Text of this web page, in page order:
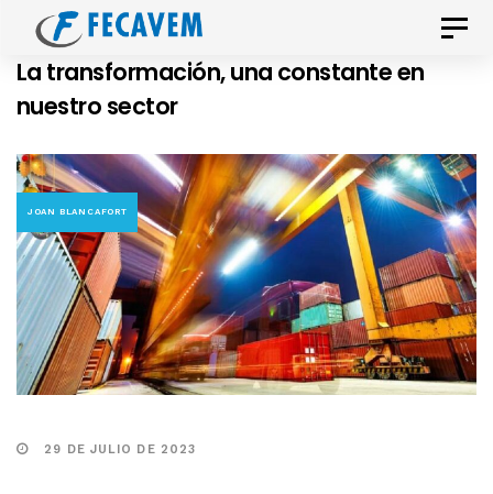
Skip
links
primary
navigation
content
Toggle
La transformación, una constante en
nuestro sector
JOAN BLANCAFORT
29 DE JULIO DE 2023